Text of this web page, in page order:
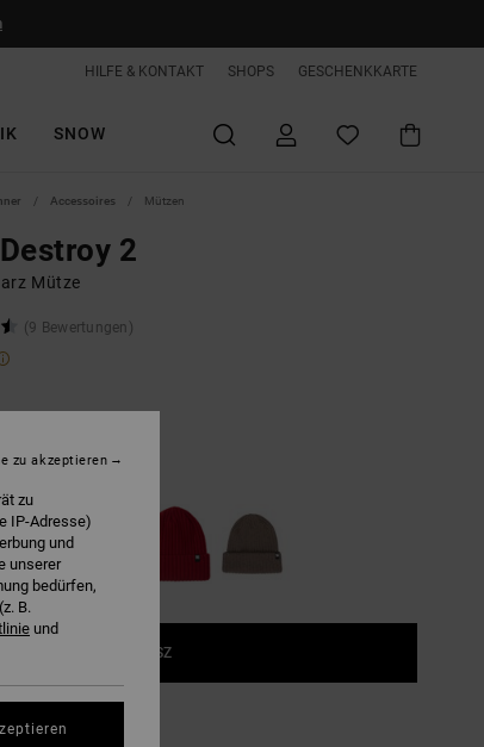
HILFE & KONTAKT SHOPS GESCHENKKARTE
SNOW
Accessoires Mützen
2
Mütze
(9 Bewertungen)
1SZ
zu
IP-Adresse)
und
unserer
bedürfen,
B.
und
zu akzeptieren